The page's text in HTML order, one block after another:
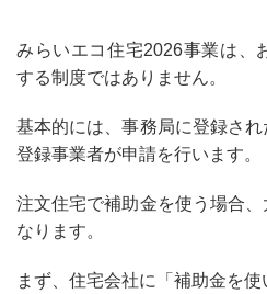
みらいエコ住宅2026事業は、
する制度ではありません。
基本的には、事務局に登録さ
登録事業者が申請を行います。
注文住宅で補助金を使う場合
なります。
まず、住宅会社に「補助金を使